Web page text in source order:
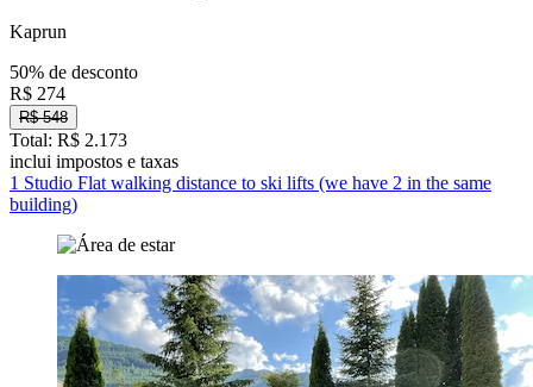
Kaprun
50% de desconto
R$ 274
R$ 548
Total: R$ 2.173
inclui impostos e taxas
1 Studio Flat walking distance to ski lifts (we have 2 in the same
building)